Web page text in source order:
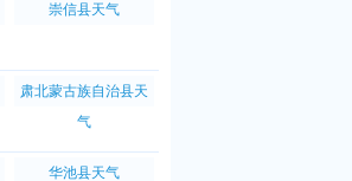
崇信县天气
肃北蒙古族自治县天
气
华池县天气